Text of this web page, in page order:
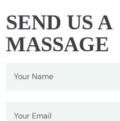
SEND US A
MASSAGE